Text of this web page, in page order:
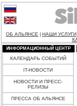
ОБ АЛЬЯНСЕ НАШИ УСЛУГИ
ИНФОРМАЦИОННЫЙ ЦЕНТР
КАЛЕНДАРЬ СОБЫТИЙ
IT-НОВОСТИ
НОВОСТИ И ПРЕСС-
РЕЛИЗЫ
ПРЕССА ОБ АЛЬЯНСЕ